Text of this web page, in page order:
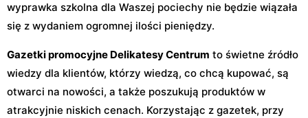
wyprawka szkolna dla Waszej pociechy nie będzie wiązała
się z wydaniem ogromnej ilości pieniędzy.
Gazetki promocyjne Delikatesy Centrum to świetne źródło
wiedzy dla klientów, którzy wiedzą, co chcą kupować, są
otwarci na nowości, a także poszukują produktów w
atrakcyjnie niskich cenach. Korzystając z gazetek, przy